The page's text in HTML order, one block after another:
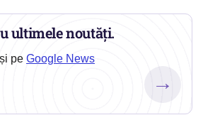
ultimele noutăți.
pe Google News
→